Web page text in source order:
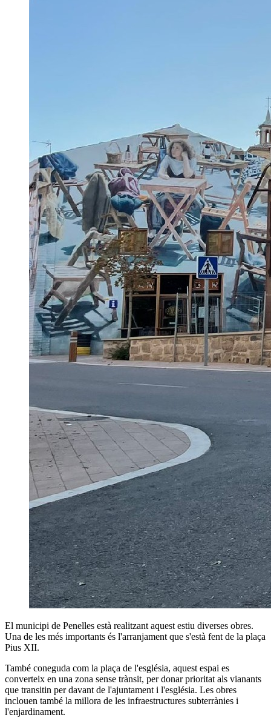
El municipi de Penelles està realitzant aquest estiu diverses obres.
Una de les més importants és l'arranjament que s'està fent de la plaça
Pius XII.
També coneguda com la plaça de l'església, aquest espai es
converteix en una zona sense trànsit, per donar prioritat als vianants
que transitin per davant de l'ajuntament i l'església. Les obres
inclouen també la millora de les infraestructures subterrànies i
l'enjardinament.